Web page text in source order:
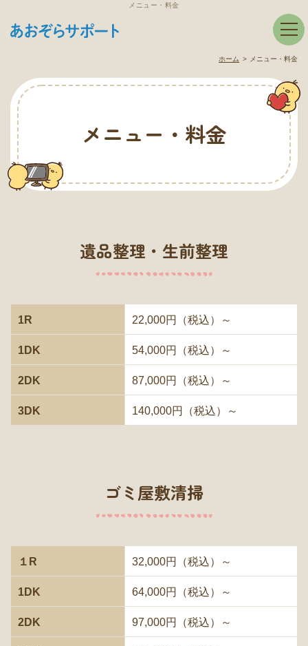
メニュー・料金
ホーム メニュー・料金
メニュー・料金
遺品整理・生前整理
1R 22,000円（税込）～
1DK 54,000円（税込）～
2DK 87,000円（税込）～
3DK 140,000円（税込）～
ゴミ屋敷清掃
１R 32,000円（税込）～
1DK 64,000円（税込）～
2DK 97,000円（税込）～